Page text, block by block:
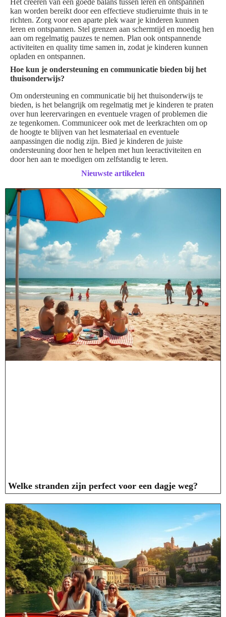
Het creëren van een goede balans tussen leren en ontspannen
kan worden bereikt door een effectieve studieruimte thuis in te
richten. Zorg voor een aparte plek waar je kinderen kunnen
leren en ontspannen. Stel grenzen aan schermtijd en moedig hen
aan om regelmatig pauzes te nemen. Plan ook ontspannende
activiteiten en quality time samen in, zodat je kinderen kunnen
opladen en ontspannen.
Hoe kun je ondersteuning en communicatie bieden bij het
thuisonderwijs?
Om ondersteuning en communicatie bij het thuisonderwijs te
bieden, is het belangrijk om regelmatig met je kinderen te praten
over hun leerervaringen en eventuele vragen of problemen die
ze tegenkomen. Communiceer ook met de leerkrachten om op
de hoogte te blijven van het lesmateriaal en eventuele
aanpassingen die nodig zijn. Bied je kinderen de juiste
ondersteuning door hen te helpen met hun leeractiviteiten en
door hen aan te moedigen om zelfstandig te leren.
Nieuwste artikelen
Welke stranden zijn perfect voor een dagje weg?